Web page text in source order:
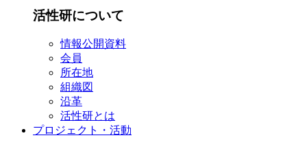
活性研について
情報公開資料
会員
所在地
組織図
沿革
活性研とは
プロジェクト・活動